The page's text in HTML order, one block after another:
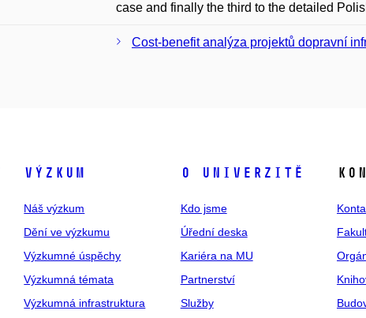
case and finally the third to the detailed
Cost-benefit analýza projektů dopravní
Výzkum
Náš výzkum
Dění ve výzkumu
Výzkumné úspěchy
Výzkumná témata
Výzkumná infrastruktura
O univerzitě
Kdo jsme
Úřední deska
Kariéra na MU
Partnerství
Služby